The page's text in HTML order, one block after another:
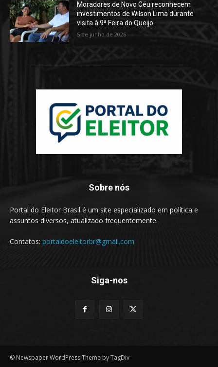
Moradores de Novo Céu reconhecem
investimentos de Wilson Lima durante
visita à 9ª Feira do Queijo
5 de junho de 2026
Sobre nós
Portal do Eleitor Brasil é um site especializado em política e
assuntos diversos, atualizado frequentemente.
Contatos: portaldoeleitorbr@gmail.com
Siga-nos
© Newspaper WordPress Theme by TagDiv